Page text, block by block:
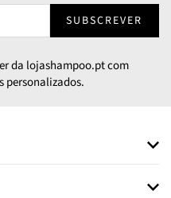
SUBSCREVER
da lojashampoo.pt com
personalizados.